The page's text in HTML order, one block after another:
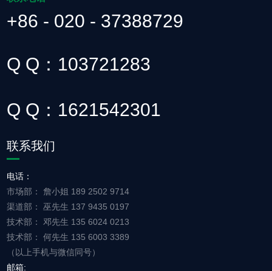
+86 - 020 - 37388729
Q Q：103721283
Q Q：1621542301
联系我们
电话：
市场部： 詹小姐 189 2502 9714
渠道部： 巫先生 137 9435 0197
技术部： 邓先生 135 6024 0213
技术部： 何先生 135 6003 3389
（以上手机与微信同号）
邮箱: